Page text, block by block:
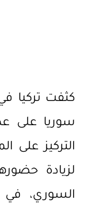
كثفت تركيا
سوريا على
التركيز على
لزيادة
السوري، في